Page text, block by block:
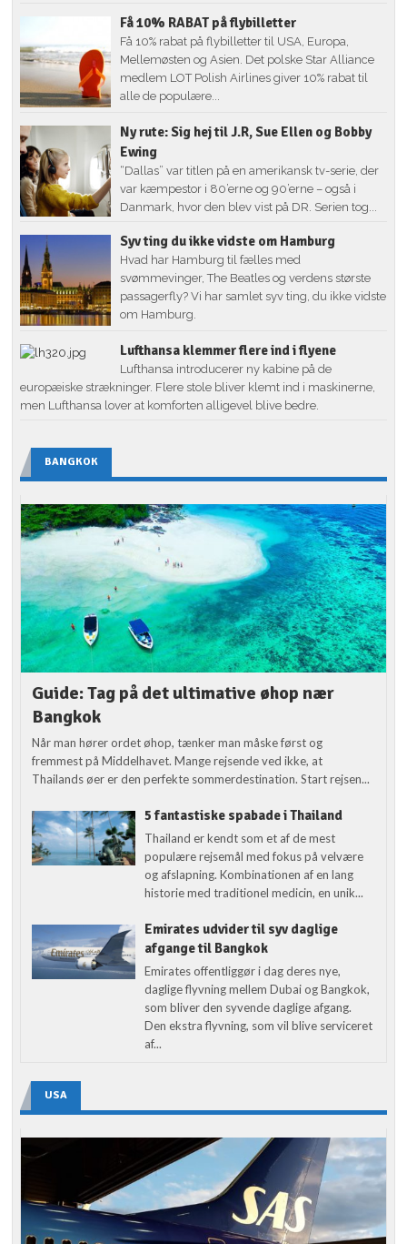
Få 10% RABAT på flybilletter
Få 10% rabat på flybilletter til USA, Europa,
Mellemøsten og Asien. Det polske Star Alliance
medlem LOT Polish Airlines giver 10% rabat til
alle de populære...
Ny rute: Sig hej til J.R, Sue Ellen og Bobby
Ewing
“Dallas” var titlen på en amerikansk tv-serie, der
var kæmpestor i 80’erne og 90’erne – også i
Danmark, hvor den blev vist på DR. Serien tog...
Syv ting du ikke vidste om Hamburg
Hvad har Hamburg til fælles med
svømmevinger, The Beatles og verdens største
passagerfly? Vi har samlet syv ting, du ikke vidste
om Hamburg.
Lufthansa klemmer flere ind i flyene
Lufthansa introducerer ny kabine på de
europæiske strækninger. Flere stole bliver klemt ind i maskinerne,
men Lufthansa lover at komforten alligevel blive bedre.
BANGKOK
Guide: Tag på det ultimative øhop nær
Bangkok
Når man hører ordet øhop, tænker man måske først og
fremmest på Middelhavet. Mange rejsende ved ikke, at
Thailands øer er den perfekte sommerdestination. Start rejsen...
5 fantastiske spabade i Thailand
Thailand er kendt som et af de mest
populære rejsemål med fokus på velvære
og afslapning. Kombinationen af en lang
historie med traditionel medicin, en unik...
Emirates udvider til syv daglige
afgange til Bangkok
Emirates offentliggør i dag deres nye,
daglige flyvning mellem Dubai og Bangkok,
som bliver den syvende daglige afgang.
Den ekstra flyvning, som vil blive serviceret
af...
USA